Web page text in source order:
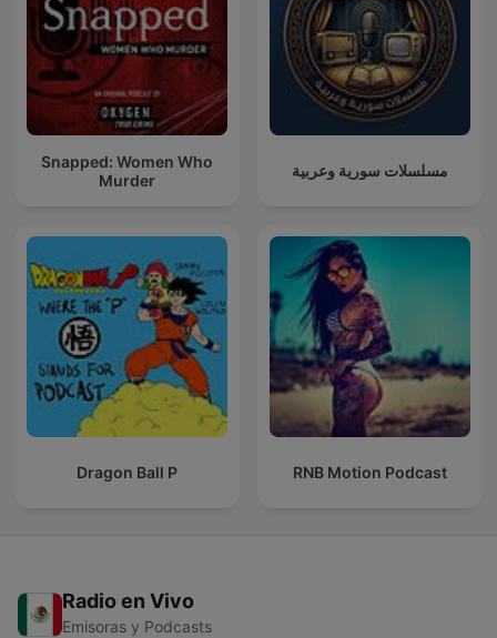
Snapped: Women Who
Murder
مسلسلات سورية وعربية
Dragon Ball P RNB Motion Podcast
Radio en Vivo
Emisoras y Podcasts